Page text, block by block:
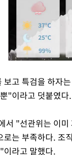
고 특검을 하자
"이라고 덧붙였다.
서 "선관위는 이
는 부족하다. 조
이라고 말했다.